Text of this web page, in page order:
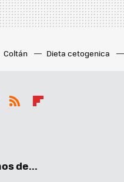
Coltán Dieta cetogenica
de...